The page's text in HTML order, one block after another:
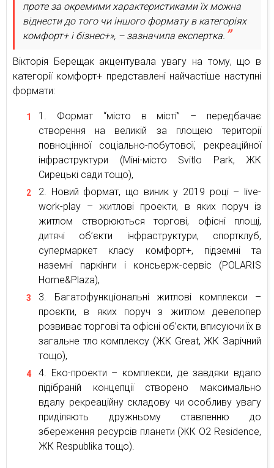
проте за окремими характеристиками їх можна
віднести до того чи іншого формату в категоріях
комфорт+ і бізнес+», – зазначила експертка.
Вікторія Берещак акцентувала увагу на тому, що в
категорії комфорт+ представлені найчастіше наступні
формати:
Формат “місто в місті” – передбачає
створення на великій за площею території
повноцінної соціально-побутової, рекреаційної
інфраструктури (Міні-місто Svitlo Park, ЖК
Сирецькі сади тощо),
Новий формат, що виник у 2019 році – live-
work-play – житлові проекти, в яких поруч із
житлом створюються торгові, офісні площі,
дитячі об’єкти інфраструктури, спортклуб,
супермаркет класу комфорт+, підземні та
наземні паркінги і консьерж-сервіс (POLARIS
Home&Plaza),
Багатофункціональні житлові комплекси –
проєкти, в яких поруч з житлом девелопер
розвиває торгові та офісні об’єкти, вписуючи їх в
загальне тло комплексу (ЖК Great, ЖК Зарічний
тощо),
Еко-проекти – комплекси, де завдяки вдало
підібраній концепції створено максимально
вдалу рекреаційну складову чи особливу увагу
приділяють дружньому ставленню до
збереження ресурсів планети (ЖК O2 Residence,
ЖК Respublika тощо).